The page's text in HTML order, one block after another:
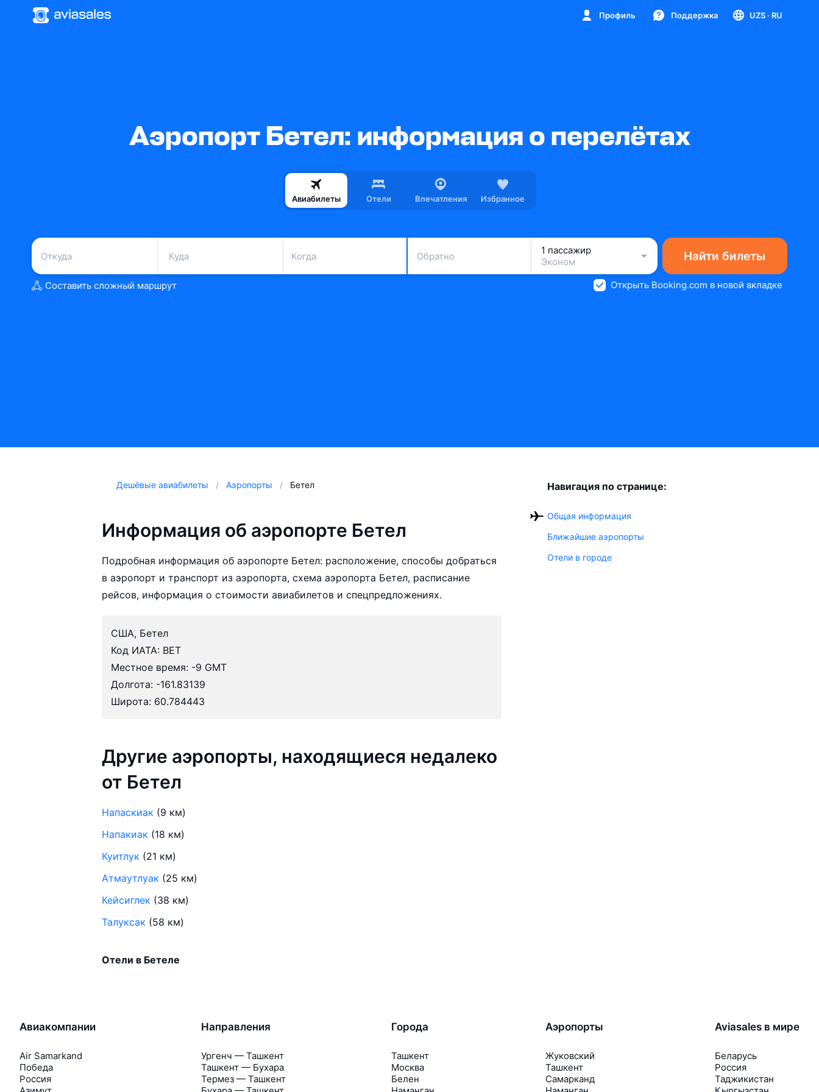
Профиль Поддержка UZS · RU
Аэропорт Бетел: информация о перелётах
Авиабилеты Отели Впечатления Избранное
Когда Обратно
1 пассажир
Эконом
Найти билеты
Составить сложный маршрут Открыть Booking.com в новой вкладке
Дешёвые авиабилеты Аэропорты Бетел
Информация об аэропорте Бетел
Подробная информация об аэропорте Бетел: расположение, способы добраться
в аэропорт и транспорт из аэропорта, схема аэропорта Бетел, расписание
рейсов, информация о стоимости авиабилетов и спецпредложениях.
США, Бетел
Код ИАТА: BET
Местное время: -9 GMT
Долгота: -161.83139
Широта: 60.784443
Другие аэропорты, находящиеся недалеко
от Бетел
Напаскиак (9 км)
Напакиак (18 км)
Куитлук (21 км)
Атмаутлуак (25 км)
Кейсиглек (38 км)
Талуксак (58 км)
Отели в Бетеле
Навигация по странице:
Общая информация
Ближайшие аэропорты
Отели в городе
Авиакомпании
Air Samarkand
Победа
Россия
Направления
Ургенч — Ташкент
Ташкент — Бухара
Термез — Ташкент
Города
Ташкент
Москва
Белен
Аэропорты
Жуковский
Ташкент
Самарканд
Aviasales в мире
Беларусь
Россия
Таджикистан